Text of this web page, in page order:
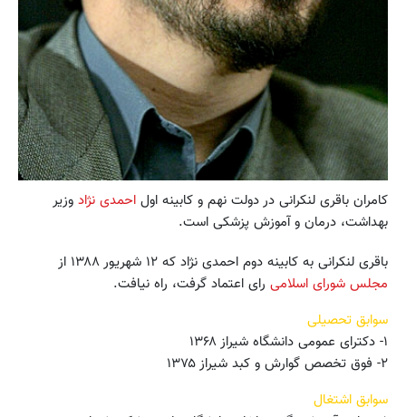
کامران باقری لنکرانی در دولت نهم و کابینه اول احمدی نژاد وزیر
بهداشت، درمان و آموزش پزشکی است.
باقری لنکرانی به کابینه دوم احمدی نژاد که ۱۲ شهریور ۱۳۸۸ از
مجلس شورای اسلامی رای اعتماد گرفت، راه نیافت.
سوابق تحصیلی
۱- دکترای عمومی دانشگاه شیراز ۱۳۶۸
۲- فوق تخصص گوارش و کبد شیراز ۱۳۷۵
سوابق اشتغال